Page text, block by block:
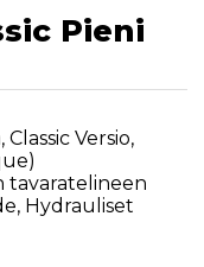
Pieni
Versio,
tavaratelineen
Hydrauliset